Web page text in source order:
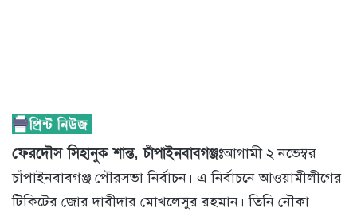
ফেরদৌস সিহানুক শান্ত, চাঁপাইনবাবগঞ্জঃআগামী ২ নভেম্বর
চাঁপাইনবাবগঞ্জ পৌরসভা নির্বাচন। এ নির্বাচনে আওয়ামীলীগের
টিকিটের জোর দাবীদার মোখলেসুর রহমান। তিনি নৌকা